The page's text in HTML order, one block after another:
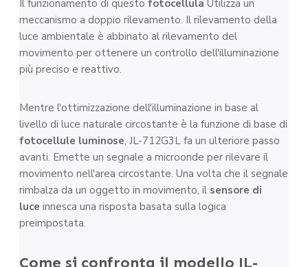
Il funzionamento di questo fotocellula Utilizza un
meccanismo a doppio rilevamento. Il rilevamento della
luce ambientale è abbinato al rilevamento del
movimento per ottenere un controllo dell'illuminazione
più preciso e reattivo.
Mentre l'ottimizzazione dell'illuminazione in base al
livello di luce naturale circostante è la funzione di base di
fotocellule luminose, JL-712G3L fa un ulteriore passo
avanti. Emette un segnale a microonde per rilevare il
movimento nell'area circostante. Una volta che il segnale
rimbalza da un oggetto in movimento, il sensore di
luce innesca una risposta basata sulla logica
preimpostata.
Come si confronta il modello JL-